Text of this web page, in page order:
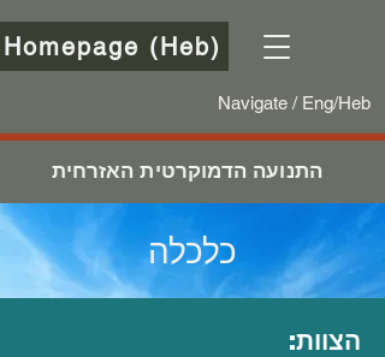
Navigate / Eng/Heb
Homepage (Heb)
התנועה הדמוקרטית האזרחית
כלכלה
הצוות: